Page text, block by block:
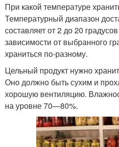
При какой температуре
Температурный диапазон
составляет от 2 до 20
зависимости от выбранного
храниться по-разному.
Цельный продукт нужно
Оно должно быть сухим и
хорошую вентиляцию.
на уровне 70—80%.